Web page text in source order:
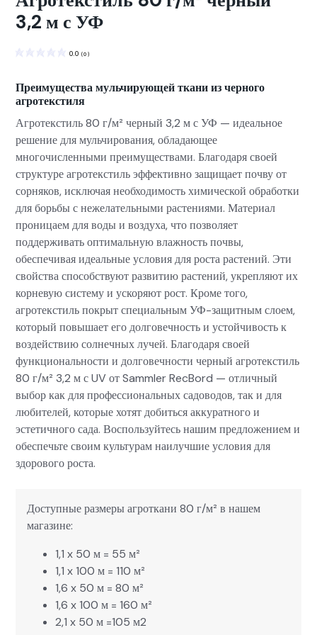
3,2 м с УФ
0.0 (0 )
Преимущества мульчирующей ткани из черного
агротекстиля
Агротекстиль 80 г/м² черный 3,2 м с УФ — идеальное
решение для мульчирования, обладающее
многочисленными преимуществами. Благодаря своей
структуре агротекстиль эффективно защищает почву от
сорняков, исключая необходимость химической обработки
для борьбы с нежелательными растениями. Материал
проницаем для воды и воздуха, что позволяет
поддерживать оптимальную влажность почвы,
обеспечивая идеальные условия для роста растений. Эти
свойства способствуют развитию растений, укрепляют их
корневую систему и ускоряют рост. Кроме того,
агротекстиль покрыт специальным УФ-защитным слоем,
который повышает его долговечность и устойчивость к
воздействию солнечных лучей. Благодаря своей
функциональности и долговечности черный агротекстиль
80 г/м² 3,2 м с UV от Samm­ler RecBord — отличный
выбор как для профессиональных садоводов, так и для
любителей, которые хотят добиться аккуратного и
эстетичного сада. Воспользуйтесь нашим предложением и
обеспечьте своим культурам наилучшие условия для
здорового роста.
Доступные размеры агроткани 80 г/м² в нашем
магазине:
1,1 x 50 м = 55 м²
1,1 x 100 м = 110 м²
1,6 x 50 м = 80 м²
1,6 x 100 м = 160 м²
2,1 x 50 м =105 м2